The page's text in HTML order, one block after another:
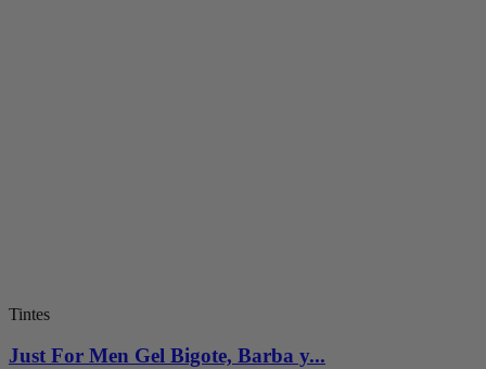
Tintes
Just For Men Gel Bigote, Barba y...